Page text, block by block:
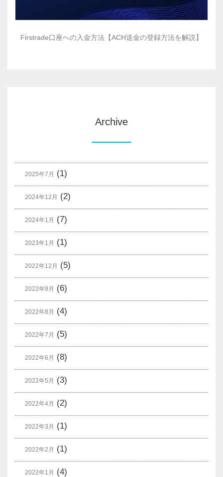
Firstrade口座への入金方法【ACH送金の登録方法を解説】
Archive
2025年7月 (1)
2024年12月 (2)
2024年1月 (7)
2023年1月 (1)
2022年12月 (5)
2022年9月 (6)
2022年8月 (4)
2022年7月 (5)
2022年6月 (8)
2022年5月 (3)
2022年4月 (2)
2022年3月 (1)
2022年2月 (1)
2022年1月 (4)